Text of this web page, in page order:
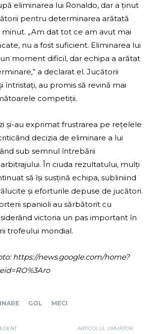
eliminarea lui Ronaldo, dar a ținut
pentru determinarea arătată
„Am dat tot ce am avut mai
nu a fost suficient. Eliminarea lui
moment dificil, dar echipa a arătat
a declarat el. Jucătorii
întristați, au promis să revină mai
competiții.
și-au exprimat frustrarea pe rețelele
decizia de eliminare a lui
sub semnul întrebării
În ciuda rezultatului, mulți
să își susțină echipa, subliniind
și eforturile depuse de jucători.
spanioli au sărbătorit cu
victoria un pas important în
trofeului mondial.
https://news.google.com/home?
GOL MECI
ARTICOLUL URMĂTOR